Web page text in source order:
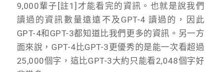
9,000輩子[註1]才能看完的資訊。也就是說我們
讀過的資訊數量遠遠不及GPT-4 讀過的，因此
GPT-4和GPT-3都知道比我們更多的資訊。另一方
面來說，GPT-4比GPT-3更優秀的是能一次看超過
25,000個字，這比GPT-3大約只能看2,048個字好